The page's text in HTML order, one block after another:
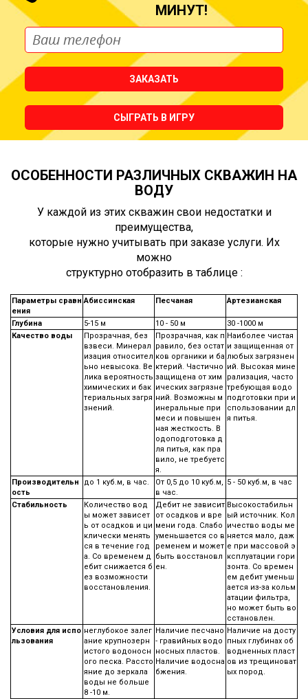
МИНУТ!
ЗАКАЗАТЬ
СЫГРАТЬ В ИГРУ
ОСОБЕННОСТИ РАЗЛИЧНЫХ СКВАЖИН НА
ВОДУ
У каждой из этих скважин свои недостатки и
преимущества,
которые нужно учитывать при заказе услуги. Их
можно
структурно отобразить в таблице :
Параметры сравн
ения
Абиссинская Песчаная Артезианская
Глубина 5-15 м 10 - 50 м
30 -1000 м
Качество воды
Прозрачная, без
взвеси. Минерал
изация относител
ьно невысока. Ве
лика вероятность
химических и бак
териальных загря
знений.
Прозрачная, как п
равило, без остат
ков органики и ба
ктерий. Частично
защищена от хим
ических загрязне
ний. Возможны м
инеральные при
меси и повышен
ная жесткость. В
одоподготовка д
ля питья, как пра
вило, не требуетс
я.
Наиболее чистая
и защищенная от
любых загрязнен
ий. Высокая мине
рализация, часто
требующая водо
подготовки при и
спользовании дл
я питья.
Производительн
ость
до 1 куб.м, в час.
От 0,5 до 10 куб.м,
в час.
5 - 50 куб.м, в час
Стабильность
Количество вод
ы может зависет
ь от осадков и ци
клически менять
ся в течение год
а. Со временем д
ебит снижается б
ез возможности
восстановления.
Дебит не зависит
от осадков и вре
мени года. Слабо
уменьшается со в
ременем и может
быть восстановл
ен.
Высокостабильн
ый источник. Кол
ичество воды ме
няется мало, даж
е при массовой э
ксплуатации гори
зонта. Со времен
ем дебит уменьш
ается из-за кольм
атации фильтра,
но может быть во
сстановлен.
Условия для испо
льзования
неглубокое залег
ание крупнозерн
истого водоносн
ого песка. Рассто
яние до зеркала
воды не больше
8 -10 м.
Наличие песчано
- гравийных водо
носных пластов.
Наличие водосна
бжения.
Наличие на досту
пных глубинах об
водненных пласт
ов из трещиноват
ых пород.